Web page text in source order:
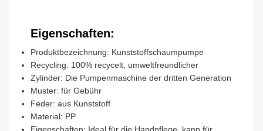
Eigenschaften:
Produktbezeichnung: Kunststoffschaumpumpe
Recycling: 100% recycelt, umweltfreundlicher
Zylinder: Die Pumpenmaschine der dritten Generation
Muster: für Gebühr
Feder: aus Kunststoff
Material: PP